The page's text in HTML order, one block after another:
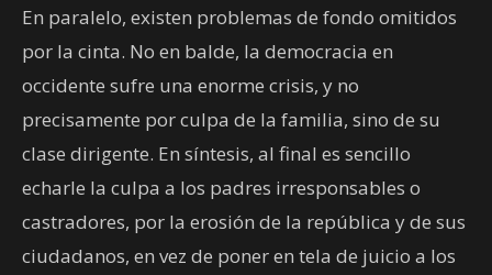
En paralelo, existen problemas de fondo omitidos
por la cinta. No en balde, la democracia en
occidente sufre una enorme crisis, y no
precisamente por culpa de la familia, sino de su
clase dirigente. En síntesis, al final es sencillo
echarle la culpa a los padres irresponsables o
castradores, por la erosión de la república y de sus
ciudadanos, en vez de poner en tela de juicio a los